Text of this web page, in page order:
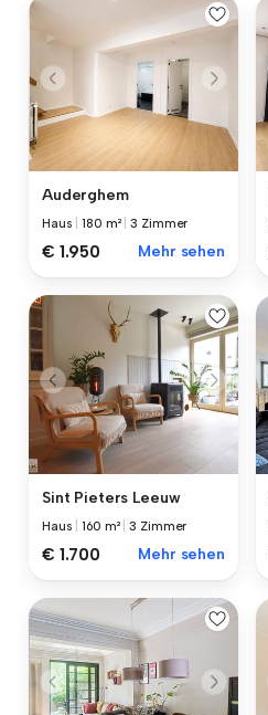
Auderghem
Haus |180 m² |3 Zimmer
€ 1.950 Mehr sehen
Sint Pieters Leeuw
Haus |160 m² |3 Zimmer
€ 1.700 Mehr sehen